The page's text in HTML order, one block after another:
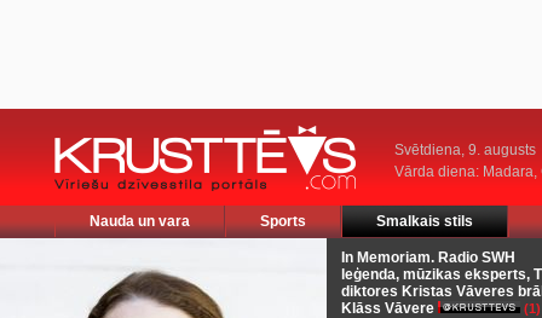
Svētdiena, 9. augusts
Vārda diena: Madara,
Nauda un vara Sports Smalkais stils
In Memoriam. Radio SWH
leģenda, mūzikas eksperts,
diktores Kristas Vāveres
Klāss Vāvere
(1)